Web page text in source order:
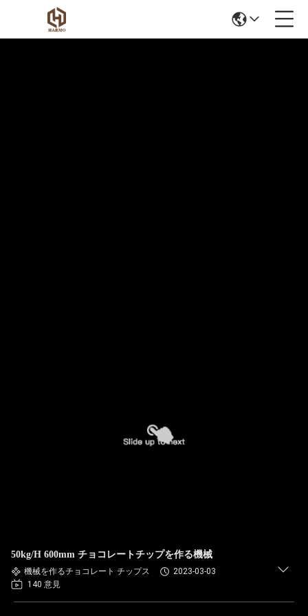
50kg/H 600mm チョコレートチップを作る機械
機械を作るチョコレート チップス
2023-03-03
140 意見